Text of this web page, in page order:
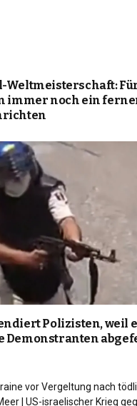
Weltmeisterschaft:
immer noch ein ferner
Polizisten, weil
Demonstranten